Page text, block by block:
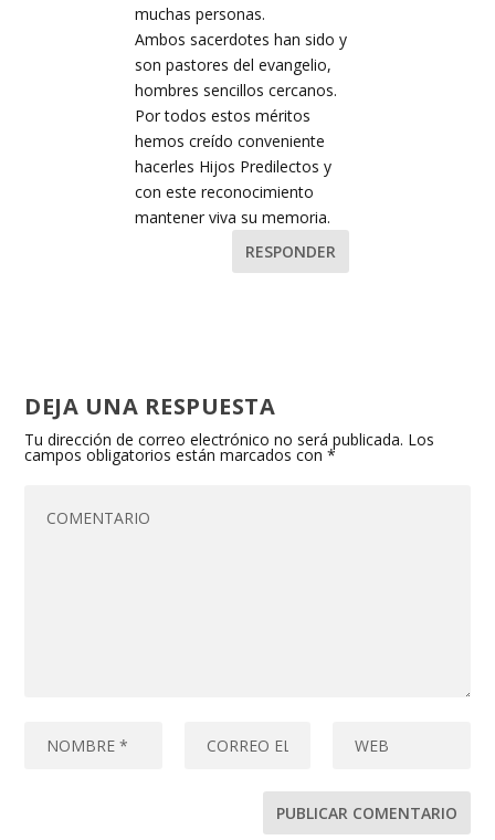
muchas personas.
Ambos sacerdotes han sido y
son pastores del evangelio,
hombres sencillos cercanos.
Por todos estos méritos
hemos creído conveniente
hacerles Hijos Predilectos y
con este reconocimiento
mantener viva su memoria.
RESPONDER
DEJA UNA RESPUESTA
Tu dirección de correo electrónico no será publicada. Los
campos obligatorios están marcados con*